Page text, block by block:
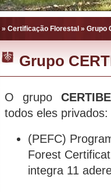
» Certificação Florestal » Grupo
Grupo
O grupo
todos eles privados:
(PEFC)
Forest
integra 11